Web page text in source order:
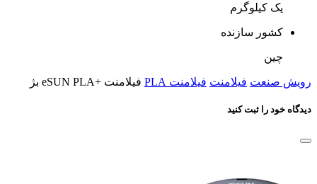
یک کیلوگرم
کشور سازنده
چین
رویش صنعت فیلامنت فیلامنت PLA فیلامنت +eSUN PLA بژ
دیدگاه خود را ثبت کنید